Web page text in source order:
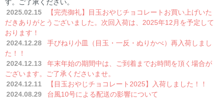
す。ご了承ください。
2025.02.15
【完売御礼】目玉おやじチョコレートお買い上げいた
だきありがとうございました。次回入荷は、2025年12月を予定して
おります！
2024.12.28
手びねり小皿（目玉・一反・ぬりかべ）再入荷しまし
た！！
2024.12.13
年末年始の期間中は、ご到着までお時間を頂く場合が
ございます。ご了承くださいませ。
2024.12.11
【目玉おやじチョコレート2025】入荷しました！！
2024.08.29
台風10号による配送の影響について